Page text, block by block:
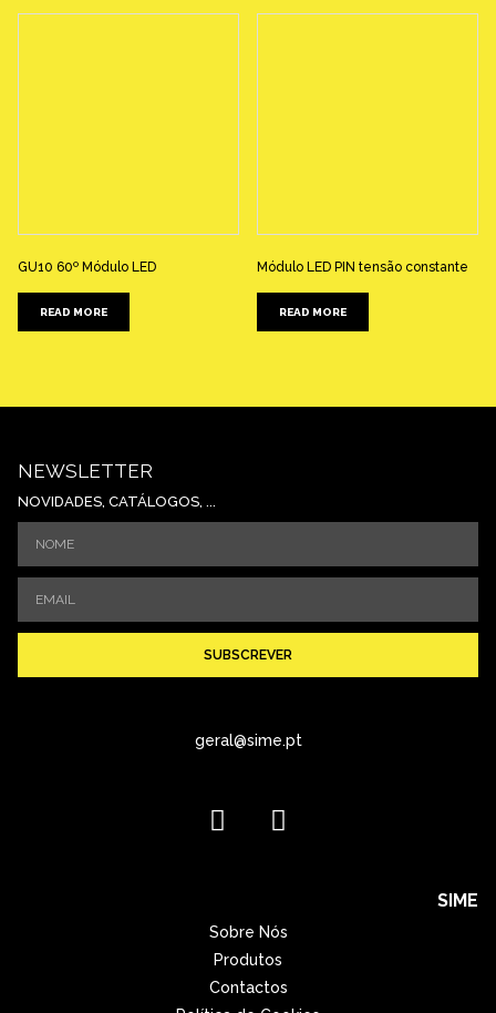
GU10 60º Módulo LED
READ MORE
Módulo LED PIN tensão constante
READ MORE
NEWSLETTER
NOVIDADES, CATÁLOGOS, ...
SUBSCREVER
geral@sime.pt
SIME
Sobre Nós
Produtos
Contactos